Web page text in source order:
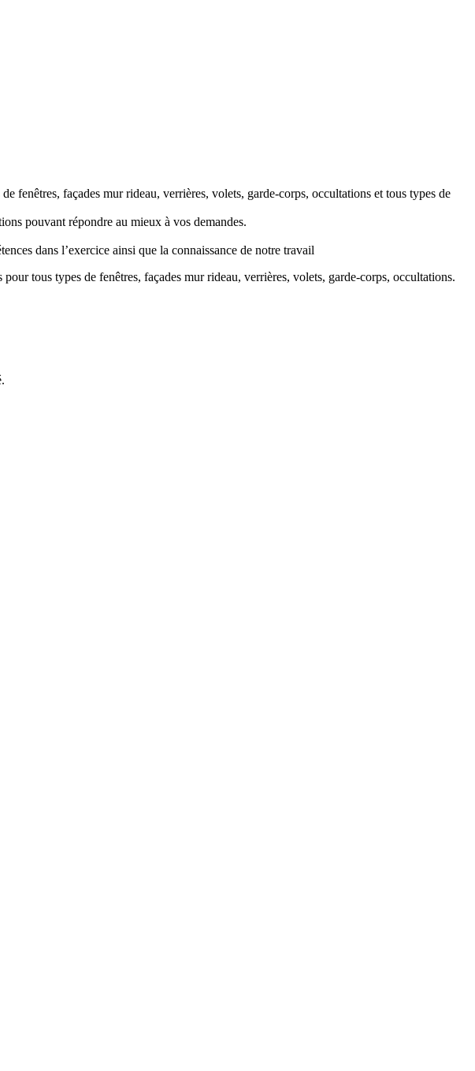
fenêtres, façades mur rideau, verrières, volets, garde-corps, occultations et tous types de
pouvant répondre au mieux à vos demandes.
dans l’exercice ainsi que la connaissance de notre travail
tous types de fenêtres, façades mur rideau, verrières, volets, garde-corps, occultations.